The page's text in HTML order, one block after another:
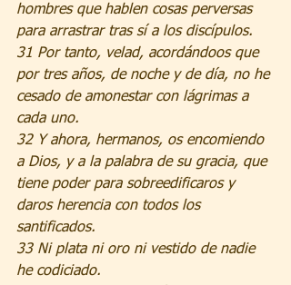
hombres que hablen cosas perversas
para arrastrar tras sí a los discípulos.
31 Por tanto, velad, acordándoos que
por tres años, de noche y de día, no he
cesado de amonestar con lágrimas a
cada uno.
32 Y ahora, hermanos, os encomiendo
a Dios, y a la palabra de su gracia, que
tiene poder para sobreedificaros y
daros herencia con todos los
santificados.
33 Ni plata ni oro ni vestido de nadie
he codiciado.